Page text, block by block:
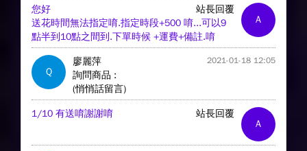
A
站長回覆
您好
送花時間無法指定唷.指定時段+500 唷...可以9
點半到10點之間到.下單時候 +運費+備註.唷
Q
廖麗萍 2021-01-18 12:05
詢問商品 :
(悄悄話留言)
A
站長回覆
1/10 有送唷謝謝唷